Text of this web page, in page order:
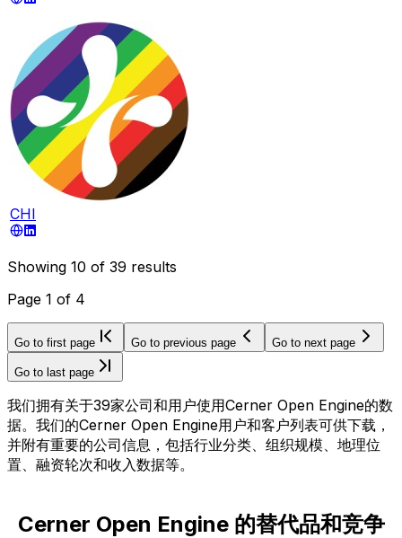
CHI
Showing 10 of 39 results
Page 1 of 4
Go to first page Go to previous page Go to next page
Go to last page
我们拥有关于39家公司和用户使用Cerner Open Engine的数
据。我们的Cerner Open Engine用户和客户列表可供下载，
并附有重要的公司信息，包括行业分类、组织规模、地理位
置、融资轮次和收入数据等。
Cerner Open Engine 的替代品和竞争